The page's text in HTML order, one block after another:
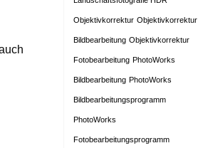
Objektivkorrektur Objektivkorrektur
Bildbearbeitung Objektivkorrektur
Fotobearbeitung PhotoWorks
Bildbearbeitung PhotoWorks
Bildbearbeitungsprogramm
PhotoWorks
Fotobearbeitungsprogramm